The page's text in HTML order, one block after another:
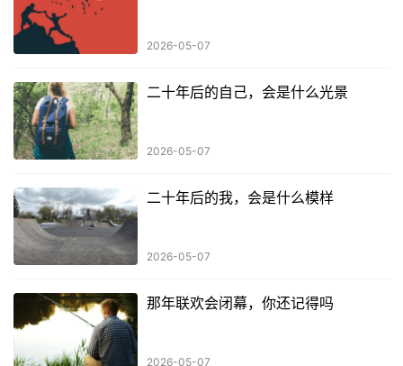
2026-05-07
二十年后的自己，会是什么光景
2026-05-07
二十年后的我，会是什么模样
2026-05-07
那年联欢会闭幕，你还记得吗
2026-05-07